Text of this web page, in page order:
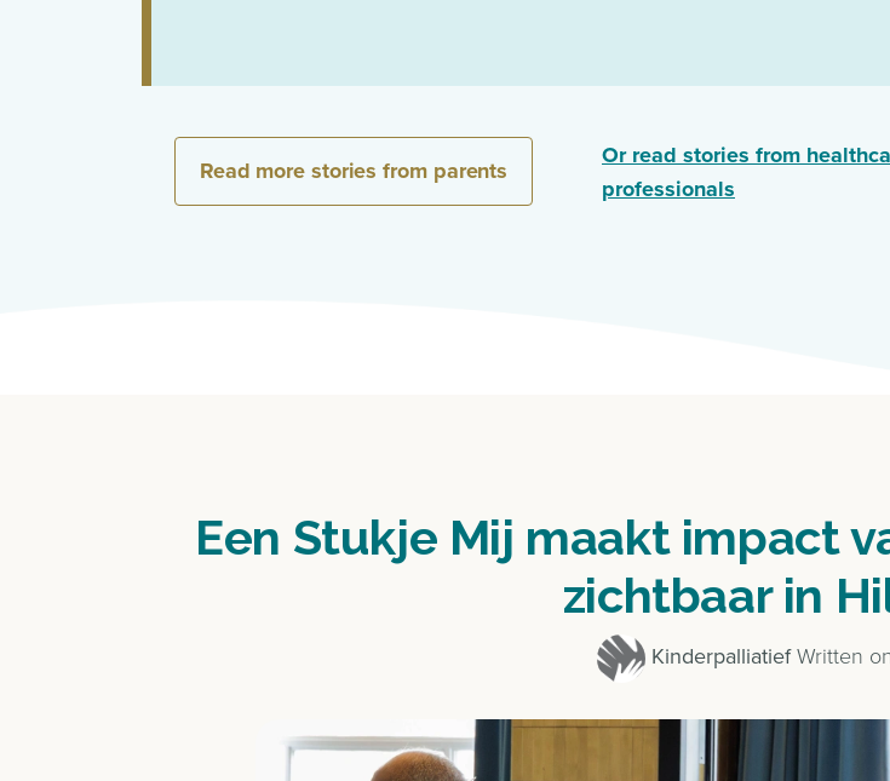
Read more stories from parents
Or read stories from
professionals
Een Stukje Mij maakt impact
zichtbaar in
Kinderpalliatief Written